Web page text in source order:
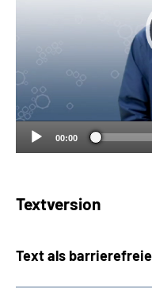
Inhalte in
Leichte Sprache
00:00
Textversion
Text als barrierefreie